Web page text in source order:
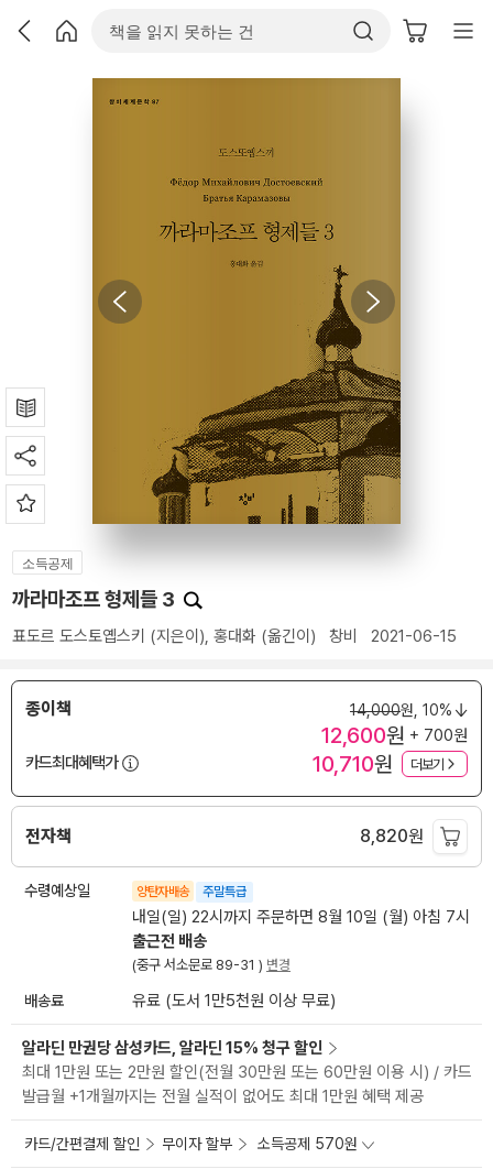
소득공제
까라마조프 형제들 3
표도르 도스토옙스키 (지은이), 홍대화 (옮긴이) 창비 2021-06-15
종이책 14,000원, 10%
12,600원 + 700원
카드최대혜택가
10,710원 더보기
전자책 8,820원
수령예상일 양탄자배송 주말특급
내일(일) 22시까지 주문하면 8월 10일 (월) 아침 7시
출근전 배송
(중구 서소문로 89-31 ) 변경
배송료 유료 (도서 1만5천원 이상 무료)
알라딘 만권당 삼성카드, 알라딘 15% 청구 할인
최대 1만원 또는 2만원 할인(전월 30만원 또는 60만원 이용 시) / 카드
발급월 +1개월까지는 전월 실적이 없어도 최대 1만원 혜택 제공
카드/간편결제 할인 무이자 할부 소득공제 570원